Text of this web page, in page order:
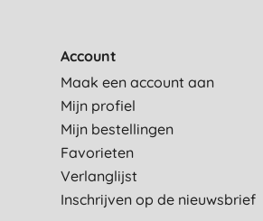
Account
Maak een account aan
Mijn profiel
Mijn bestellingen
Favorieten
Verlanglijst
Inschrijven op de nieuwsbrief